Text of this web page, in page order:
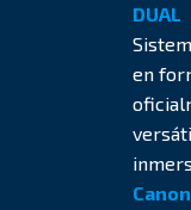
DUAL
en